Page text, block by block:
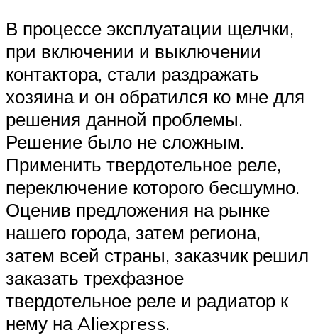
В процессе эксплуатации щелчки,
при включении и выключении
контактора, стали раздражать
хозяина и он обратился ко мне для
решения данной проблемы.
Решение было не сложным.
Применить твердотельное реле,
переключение которого бесшумно.
Оценив предложения на рынке
нашего города, затем региона,
затем всей страны, заказчик решил
заказать трехфазное
твердотельное реле и радиатор к
нему на Al͏i͏e͏x͏p͏r͏e͏s͏s.